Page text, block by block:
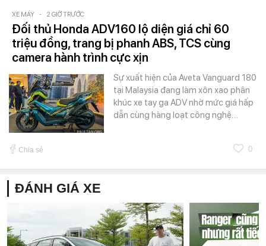
XE MÁY - 2 GIỜ TRƯỚC
Đối thủ Honda ADV160 lộ diện giá chỉ 60
triệu đồng, trang bị phanh ABS, TCS cùng
camera hành trình cực xịn
Sự xuất hiện của Aveta Vanguard 180
tại Malaysia đang làm xôn xao phân
khúc xe tay ga ADV nhờ mức giá hấp
dẫn cùng hàng loạt công nghệ…
Chia sẻ 0
ĐÁNH GIÁ XE